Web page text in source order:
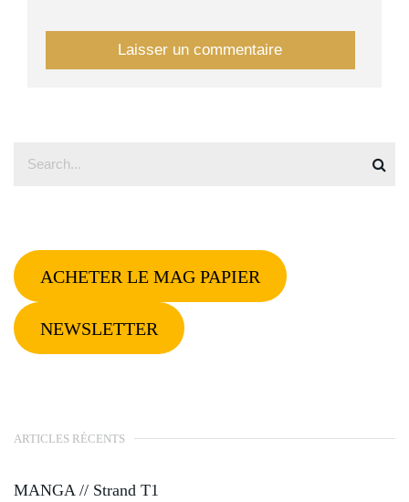
ACHETER LE MAG PAPIER
NEWSLETTER
ARTICLES RÉCENTS
MANGA // Strand T1